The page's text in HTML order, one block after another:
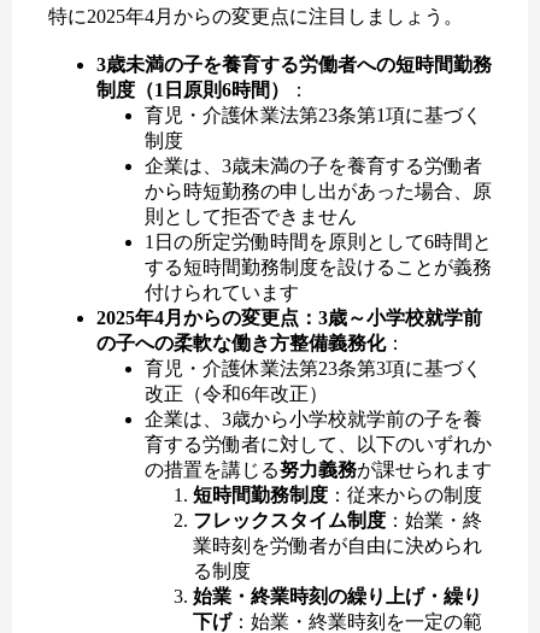
特に2025年4月からの変更点に注目しましょう。
3歳未満の子を養育する労働者への短時間勤務
制度（1日原則6時間）
：
育児・介護休業法第23条第1項に基づく
制度
企業は、3歳未満の子を養育する労働者
から時短勤務の申し出があった場合、原
則として拒否できません
1日の所定労働時間を原則として6時間と
する短時間勤務制度を設けることが義務
付けられています
2025年4月からの変更点：3歳～小学校就学前
の子への柔軟な働き方整備義務化：
育児・介護休業法第23条第3項に基づく
改正（令和6年改正）
企業は、3歳から小学校就学前の子を養
育する労働者に対して、以下のいずれか
の措置を講じる努力義務が課せられます
短時間勤務制度 ：従来からの制度
フレックスタイム制度 ：始業・終
業時刻を労働者が自由に決められ
る制度
始業・終業時刻の繰り上げ・繰り
下げ：始業・終業時刻を一定の範